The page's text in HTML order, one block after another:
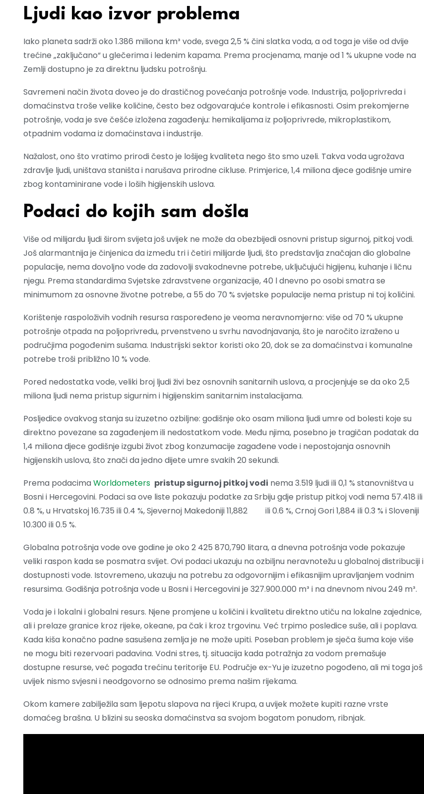
Ljudi kao izvor problema
Iako planeta sadrži oko 1.386 miliona km³ vode, svega 2,5 % čini slatka voda, a od toga je više od dvije
trećine „zaključano“ u glečerima i ledenim kapama. Prema procjenama, manje od 1 % ukupne vode na
Zemlji dostupno je za direktnu ljudsku potrošnju.
Savremeni način života doveo je do drastičnog povećanja potrošnje vode. Industrija, poljoprivreda i
domaćinstva troše velike količine, često bez odgovarajuće kontrole i efikasnosti. Osim prekomjerne
potrošnje, voda je sve češće izložena zagađenju: hemikalijama iz poljoprivrede, mikroplastikom,
otpadnim vodama iz domaćinstava i industrije.
Nažalost, ono što vratimo prirodi često je lošijeg kvaliteta nego što smo uzeli. Takva voda ugrožava
zdravlje ljudi, uništava staništa i narušava prirodne cikluse. Primjerice, 1,4 miliona djece godišnje umire
zbog kontaminirane vode i loših higijenskih uslova.
Podaci do kojih sam došla
Više od milijardu ljudi širom svijeta još uvijek ne može da obezbijedi osnovni pristup sigurnoj, pitkoj vodi.
Još alarmantnija je činjenica da između tri i četiri milijarde ljudi, što predstavlja značajan dio globalne
populacije, nema dovoljno vode da zadovolji svakodnevne potrebe, uključujući higijenu, kuhanje i ličnu
njegu. Prema standardima Svjetske zdravstvene organizacije, 40 l dnevno po osobi smatra se
minimumom za osnovne životne potrebe, a 55 do 70 % svjetske populacije nema pristup ni toj količini.
Korištenje raspoloživih vodnih resursa raspoređeno je veoma neravnomjerno: više od 70 % ukupne
potrošnje otpada na poljoprivredu, prvenstveno u svrhu navodnjavanja, što je naročito izraženo u
područjima pogođenim sušama. Industrijski sektor koristi oko 20, dok se za domaćinstva i komunalne
potrebe troši približno 10 % vode.
Pored nedostatka vode, veliki broj ljudi živi bez osnovnih sanitarnih uslova, a procjenjuje se da oko 2,5
miliona ljudi nema pristup sigurnim i higijenskim sanitarnim instalacijama.
Posljedice ovakvog stanja su izuzetno ozbiljne: godišnje oko osam miliona ljudi umre od bolesti koje su
direktno povezane sa zagađenjem ili nedostatkom vode. Među njima, posebno je tragičan podatak da
1,4 miliona djece godišnje izgubi život zbog konzumacije zagađene vode i nepostojanja osnovnih
higijenskih uslova, što znači da jedno dijete umre svakih 20 sekundi.
Prema podacimaWorldometers pristup sigurnoj pitkoj vodi nema 3.519 ljudi ili 0,1 % stanovništva u
Bosni i Hercegovini. Podaci sa ove liste pokazuju podatke za Srbiju gdje pristup pitkoj vodi nema 57.418 ili
0.8 %, u Hrvatskoj 16.735 ili 0.4 %, Sjevernoj Makedoniji 11,882 ili 0.6 %, Crnoj Gori 1,884 ili 0.3 % i Sloveniji
10.300 ili 0.5 %.
Globalna potrošnja vode ove godine je oko 2 425 870,790 litara, a dnevna potrošnja vode pokazuje
veliki raspon kada se posmatra svijet. Ovi podaci ukazuju na ozbiljnu neravnotežu u globalnoj distribuciji i
dostupnosti vode. Istovremeno, ukazuju na potrebu za odgovornijim i efikasnijim upravljanjem vodnim
resursima. Godišnja potrošnja vode u Bosni i Hercegovini je 327.900.000 m³ i na dnevnom nivou 249 m³.
Voda je i lokalni i globalni resurs. Njene promjene u količini i kvalitetu direktno utiču na lokalne zajednice,
ali i prelaze granice kroz rijeke, okeane, pa čak i kroz trgovinu. Već trpimo posledice suše, ali i poplava.
Kada kiša konačno padne sasušena zemlja je ne može upiti. Poseban problem je sječa šuma koje više
ne mogu biti rezervoari padavina. Vodni stres, tj. situacija kada potražnja za vodom premašuje
dostupne resurse, već pogađa trećinu teritorije EU. Područje ex-Yu je izuzetno pogođeno, ali mi toga još
uvijek nismo svjesni i neodgovorno se odnosimo prema našim rijekama.
Okom kamere zabilježila sam ljepotu slapova na rijeci Krupa, a uvijek možete kupiti razne vrste
domaćeg brašna. U blizini su seoska domaćinstva sa svojom bogatom ponudom, ribnjak.